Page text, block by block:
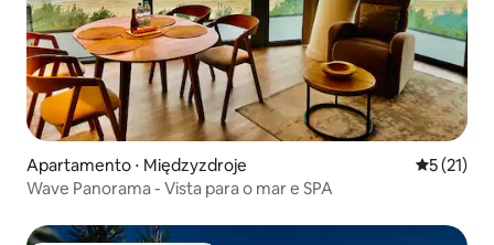
Apartamento ⋅ Międzyzdroje 5 de uma
5 (21)
Wave Panorama - Vista para o mar e SPA